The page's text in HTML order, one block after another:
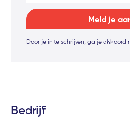
Door je in te schrijven, ga je akkoord
Bedrijf